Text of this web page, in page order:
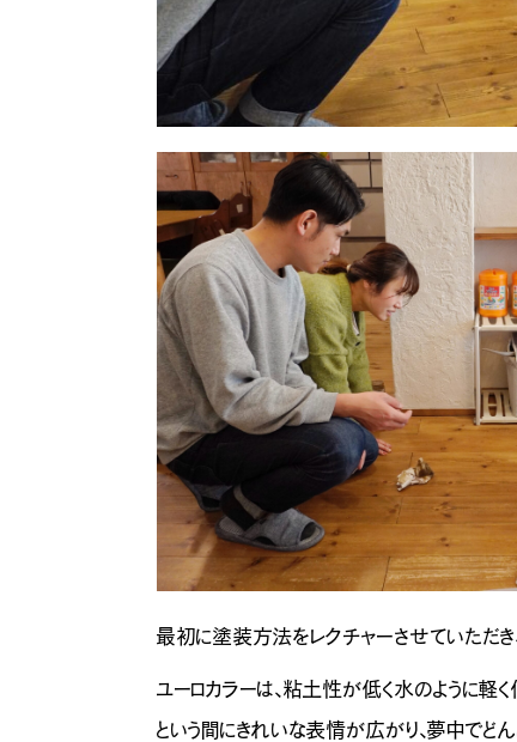
ナチュラル
最初に塗装方法をレクチャーさせていただき
ユーロカラーは、粘土性が低く水のように軽
という間にきれいな表情が広がり、夢中でど